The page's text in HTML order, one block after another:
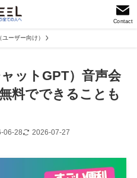
Contact
ーザー向け）
ットGPT）音声会
料でできることも
06-28 2026-07-27